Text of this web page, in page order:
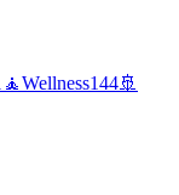
🧘Wellness144🚢